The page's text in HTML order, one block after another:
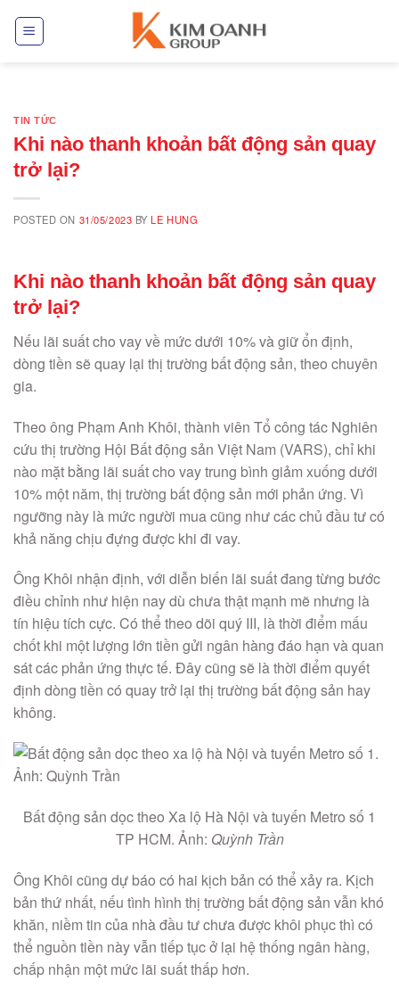
TIN TỨC
Khi nào thanh khoản bất động sản quay
trở lại?
POSTED ON 31/05/2023 BYLE HUNG
Khi nào thanh khoản bất động sản quay
trở lại?
Nếu lãi suất cho vay về mức dưới 10% và giữ ổn định,
dòng tiền sẽ quay lại thị trường bất động sản, theo chuyên
gia.
Theo ông Phạm Anh Khôi, thành viên Tổ công tác Nghiên
cứu thị trường Hội Bất động sản Việt Nam (VARS), chỉ khi
nào mặt bằng lãi suất cho vay trung bình giảm xuống dưới
10% một năm, thị trường bất động sản mới phản ứng. Vì
ngưỡng này là mức người mua cũng như các chủ đầu tư có
khả năng chịu đựng được khi đi vay.
Ông Khôi nhận định, với diễn biến lãi suất đang từng bước
điều chỉnh như hiện nay dù chưa thật mạnh mẽ nhưng là
tín hiệu tích cực. Có thể theo dõi quý III, là thời điểm mấu
chốt khi một lượng lớn tiền gửi ngân hàng đáo hạn và quan
sát các phản ứng thực tế. Đây cũng sẽ là thời điểm quyết
định dòng tiền có quay trở lại thị trường bất động sản hay
không.
Bất động sản dọc theo Xa lộ Hà Nội và tuyến Metro số 1
TP HCM. Ảnh: Quỳnh Trần
Ông Khôi cũng dự báo có hai kịch bản có thể xảy ra. Kịch
bản thứ nhất, nếu tình hình thị trường bất động sản vẫn khó
khăn, niềm tin của nhà đầu tư chưa được khôi phục thì có
thể nguồn tiền này vẫn tiếp tục ở lại hệ thống ngân hàng,
chấp nhận một mức lãi suất thấp hơn.